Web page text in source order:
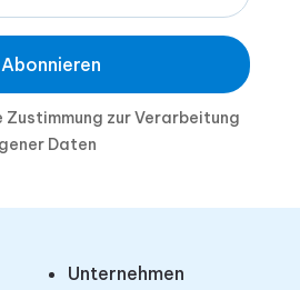
Abonnieren
Zustimmung zur Verarbeitung
Daten
Unternehmen